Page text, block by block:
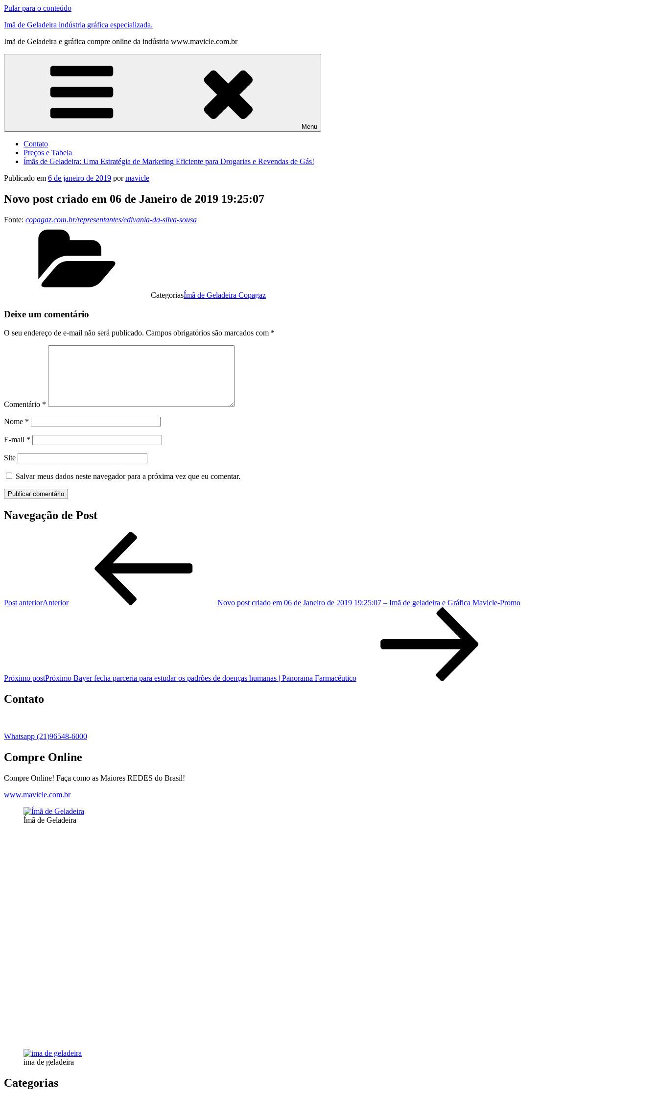
Pular para o conteúdo
Imã de Geladeira indústria gráfica especializada.
Imã de Geladeira e gráfica compre online da indústria www.mavicle.com.br
Menu
Contato
Preços e Tabela
Ímãs de Geladeira: Uma Estratégia de Marketing Eficiente para Drogarias e Revendas de Gás!
Publicado em 6 de janeiro de 2019 pormavicle
Novo post criado em 06 de Janeiro de 2019 19:25:07
Fonte: copagaz.com.br/representantes/edivania-da-silva-sousa
CategoriasÍmã de Geladeira Copagaz
Deixe um comentário
O seu endereço de e-mail não será publicado. Campos obrigatórios são marcados com *
Comentário *
Nome *
E-mail *
Site
Salvar meus dados neste navegador para a próxima vez que eu comentar.
Navegação de Post
Post anteriorAnterior Novo post criado em 06 de Janeiro de 2019 19:25:07 – Imã de geladeira e Gráfica Mavicle-Promo
Próximo postPróximo Bayer fecha parceria para estudar os padrões de doenças humanas | Panorama Farmacêutico
Contato
Whatsapp (21)96548-6000
Compre Online
Compre Online! Faça como as Maiores REDES do Brasil!
www.mavicle.com.br
Ímã de Geladeira
ima de geladeira
Categorias